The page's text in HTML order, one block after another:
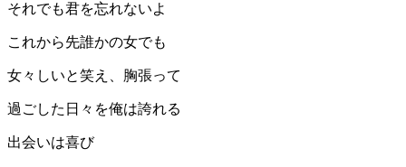
それでも君を忘れないよ
これから先誰かの女でも
女々しいと笑え、胸張って
過ごした日々を俺は誇れる
出会いは喜び